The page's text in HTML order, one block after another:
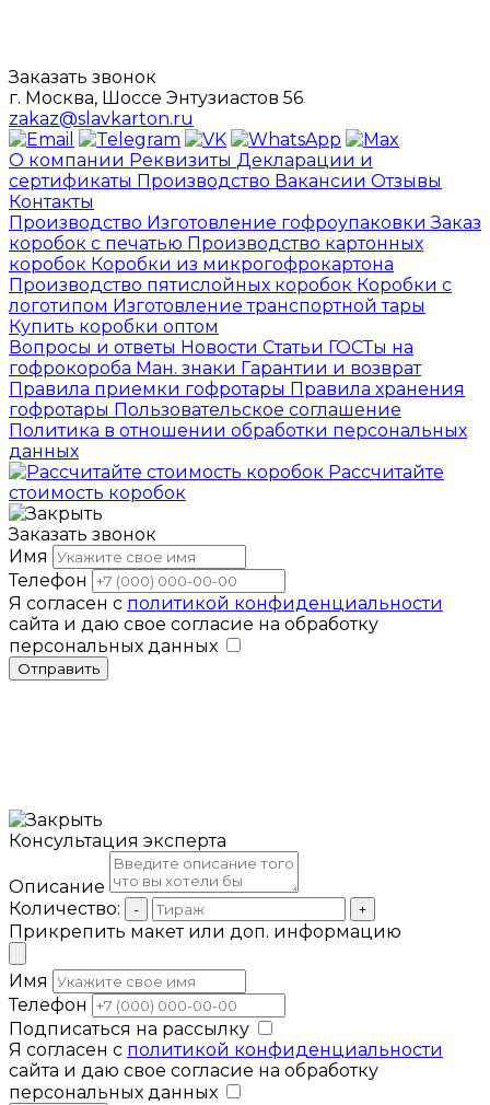
Заказать звонок
г. Москва, Шоссе Энтузиастов 56
zakaz@slavkarton.ru
О компании Реквизиты Декларации и
сертификаты Производство Вакансии Отзывы
Контакты
Производство Изготовление гофроупаковкиЗаказ
коробок с печатью Производство картонных
коробок Коробки из микрогофрокартона
Производство пятислойных коробок Коробки с
логотипом Изготовление транспортной тары
Купить коробки оптом
Вопросы и ответы Новости Статьи ГОСТы на
гофрокороба Ман. знаки Гарантии и возврат
Правила приемки гофротары Правила хранения
гофротары Пользовательское соглашение
Политика в отношении обработки персональных
данных
Рассчитайте
стоимость коробок
Заказать звонок
Имя
Телефон
Я согласен с политикой конфиденциальности
сайта и даю свое согласие на обработку
персональных данных
Отправить
Консультация эксперта
Описание
Количество:
- +
Прикрепить макет или доп. информацию
Имя
Телефон
Подписаться на рассылку
Я согласен с политикой конфиденциальности
сайта и даю свое согласие на обработку
персональных данных